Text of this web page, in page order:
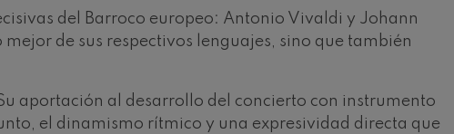
del Barroco europeo: Antonio Vivaldi y Johann
de sus respectivos lenguajes, sino que también
aportación al desarrollo del concierto con instrumento
el dinamismo rítmico y una expresividad directa que